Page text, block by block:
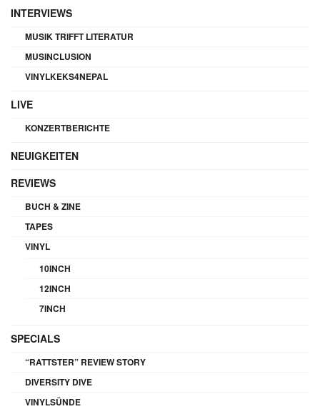
INTERVIEWS
MUSIK TRIFFT LITERATUR
MUSINCLUSION
VINYLKEKS4NEPAL
LIVE
KONZERTBERICHTE
NEUIGKEITEN
REVIEWS
BUCH & ZINE
TAPES
VINYL
10INCH
12INCH
7INCH
SPECIALS
“RATTSTER” REVIEW STORY
DIVERSITY DIVE
VINYLSÜNDE